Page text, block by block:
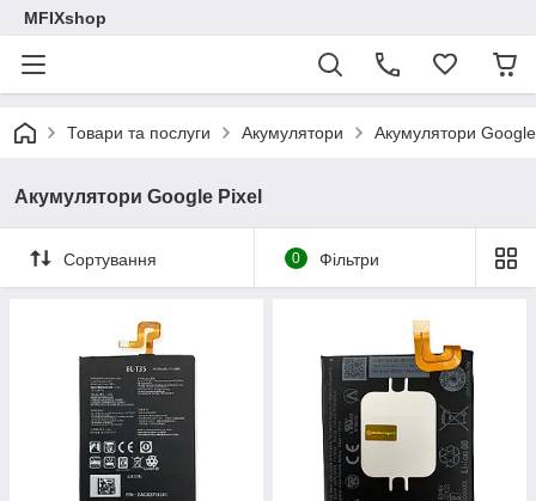
MFIXshop
Товари та послуги Акумулятори Акумулятори
Акумулятори Google Pixel
Сортування 0 Фільтри